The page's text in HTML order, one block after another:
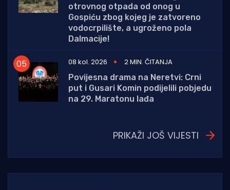
otrovnog otpada od onog u
Gospiću zbog kojeg je zatvoreno
vodocrpilište, a ugroženo pola
Dalmacije!
08 kol. 2026
2 MIN. ČITANJA
Povijesna drama na Neretvi: Crni
put i Gusari Komin podijelili pobjedu
na 29. Maratonu lađa
PRIKAŽI JOŠ VIJESTI